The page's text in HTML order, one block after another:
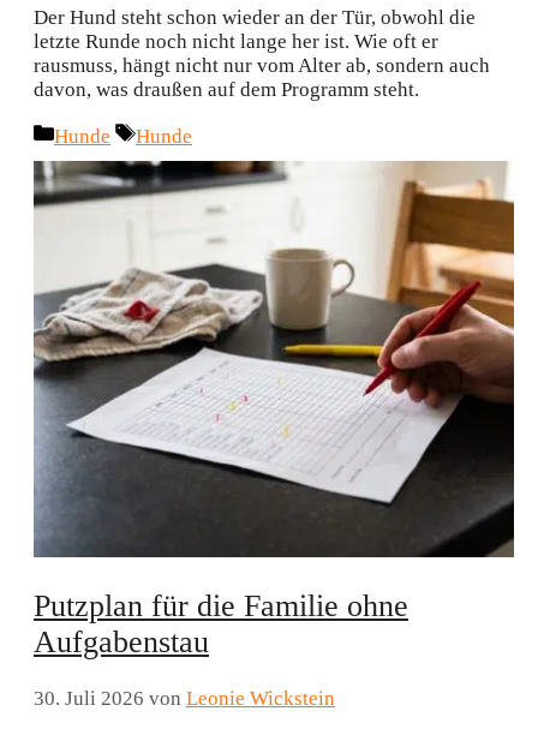
Der Hund steht schon wieder an der Tür, obwohl die
letzte Runde noch nicht lange her ist. Wie oft er
rausmuss, hängt nicht nur vom Alter ab, sondern auch
davon, was draußen auf dem Programm steht.
Kategorien
Hunde Schlagwörter
Hunde
Putzplan für die Familie ohne
Aufgabenstau
30. Juli 2026 von Leonie Wickstein